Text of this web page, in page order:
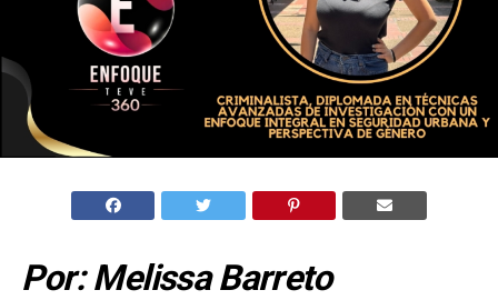
Por: Melissa Barreto